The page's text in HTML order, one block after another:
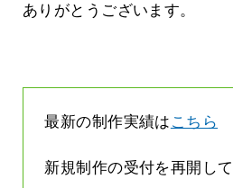
ありがとうございます。
最新の制作実績は こちら
新規制作の受付を再開し